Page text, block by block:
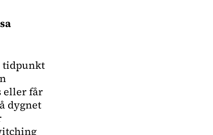
tidpunkt
eller får
dygnet